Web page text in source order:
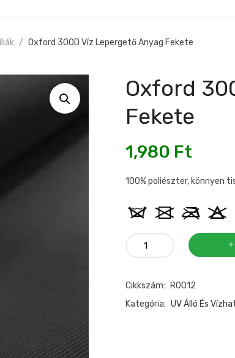
Oxford 300D Víz Lepergető Anyag Fekete
Oxford
Fekete
1,980 Ft
100% poliészter, könnyen
Oxford
lepergető
anyag
Cikkszám:
R0012
Kategória: UV Álló És